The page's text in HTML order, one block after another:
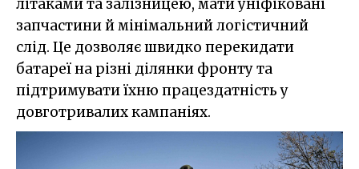
літаками та залізницею, мати уніфіковані
запчастини й мінімальний логістичний
слід. Це дозволяє швидко перекидати
батареї на різні ділянки фронту та
підтримувати їхню працездатність у
довготривалих кампаніях.